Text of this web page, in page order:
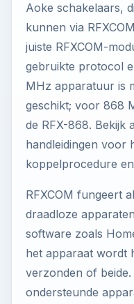
Aoke schakelaars,
kunnen via
juiste RFXCOM-
gebruikte protocol
MHz apparatuur is
geschikt; voor 868
de RFX-868. Bekijk
handleidingen voor
koppelprocedure
RFXCOM fungeert
draadloze
software zoals
het apparaat wordt
verzonden of
ondersteunde